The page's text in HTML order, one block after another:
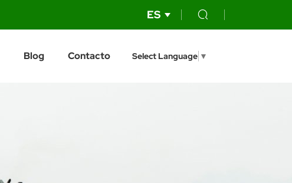
ES
Blog Contacto Select Language ▼